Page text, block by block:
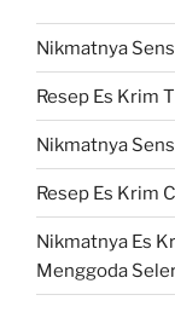
Nikmatnya
Resep Es Krim
Nikmatnya
Resep Es Krim
Nikmatnya Es
Menggoda